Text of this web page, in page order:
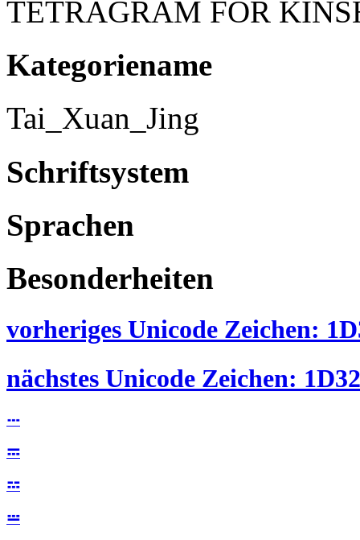
TETRAGRAM FOR
Kategoriename
Tai_Xuan_Jing
Schriftsystem
Sprachen
Besonderheiten
vorheriges Unicode Zeichen:
nächstes Unicode Zeichen:
𝌀
𝌁
𝌂
𝌃